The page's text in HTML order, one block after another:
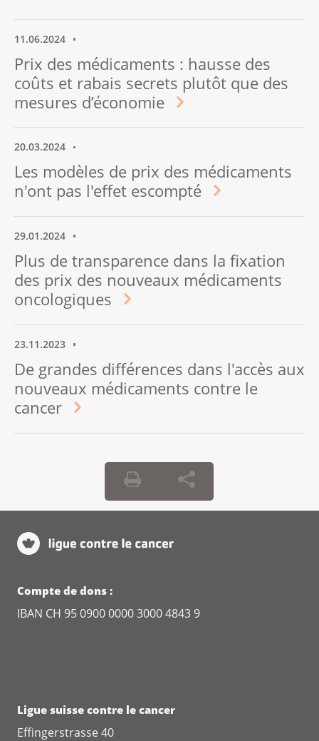
11.06.2024
Prix des médicaments : hausse des
coûts et rabais secrets plutôt que des
mesures d’économie
20.03.2024
Les modèles de prix des médicaments
n'ont pas l'effet escompté
29.01.2024
Plus de transparence dans la fixation
des prix des nouveaux médicaments
oncologiques
23.11.2023
De grandes différences dans l'accès aux
nouveaux médicaments contre le
cancer
Compte de dons :
IBAN CH 95 0900 0000 3000 4843 9
Ligue suisse contre le cancer
Effingerstrasse 40